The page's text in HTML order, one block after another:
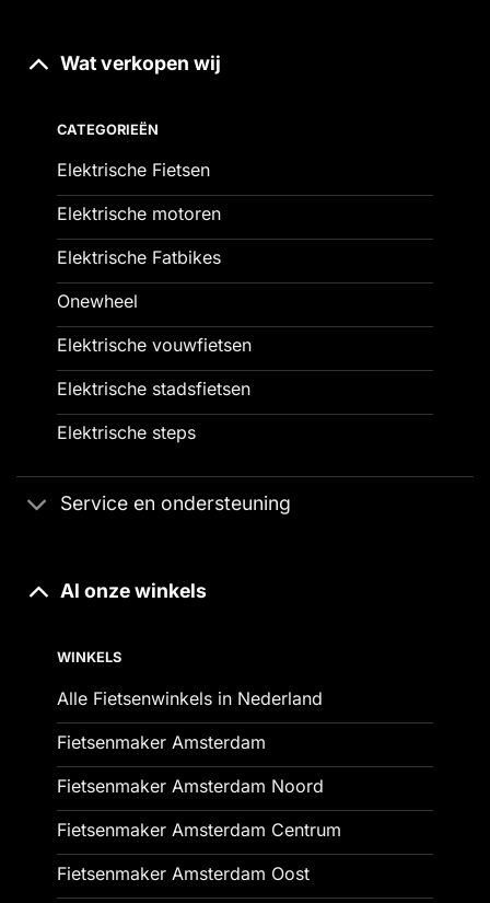
Wat verkopen wij
CATEGORIEËN
Elektrische Fietsen
Elektrische motoren
Elektrische Fatbikes
Onewheel
Elektrische vouwfietsen
Elektrische stadsfietsen
Elektrische steps
Service en ondersteuning
Al onze winkels
WINKELS
Alle Fietsenwinkels in Nederland
Fietsenmaker Amsterdam
Fietsenmaker Amsterdam Noord
Fietsenmaker Amsterdam Centrum
Fietsenmaker Amsterdam Oost